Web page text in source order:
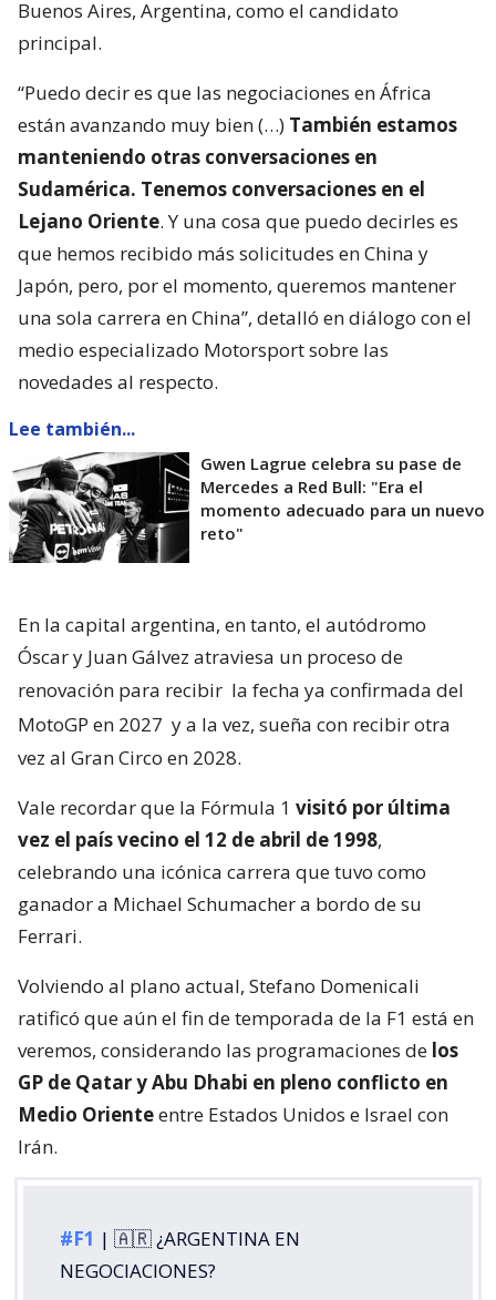
Buenos Aires, Argentina, como el candidato
principal.
“Puedo decir es que las negociaciones en África
están avanzando muy bien (…) También estamos
manteniendo otras conversaciones en
Sudamérica. Tenemos conversaciones en el
Lejano Oriente. Y una cosa que puedo decirles es
que hemos recibido más solicitudes en China y
Japón, pero, por el momento, queremos mantener
una sola carrera en China”, detalló en diálogo con el
medio especializado Motorsport sobre las
novedades al respecto.
Lee también...
Gwen Lagrue celebra su pase de
Mercedes a Red Bull: "Era el
momento adecuado para un nuevo
reto"
En la capital argentina, en tanto, el autódromo
Óscar y Juan Gálvez atraviesa un proceso de
renovación para recibir la fecha ya confirmada del
MotoGP en 2027 y a la vez, sueña con recibir otra
vez al Gran Circo en 2028.
Vale recordar que la Fórmula 1 visitó por última
vez el país vecino el 12 de abril de 1998,
celebrando una icónica carrera que tuvo como
ganador a Michael Schumacher a bordo de su
Ferrari.
Volviendo al plano actual, Stefano Domenicali
ratificó que aún el fin de temporada de la F1 está en
veremos, considerando las programaciones de los
GP de Qatar y Abu Dhabi en pleno conflicto en
Medio Orienteentre Estados Unidos e Israel con
Irán.
#F1 | 🇦🇷 ¿ARGENTINA EN
NEGOCIACIONES?